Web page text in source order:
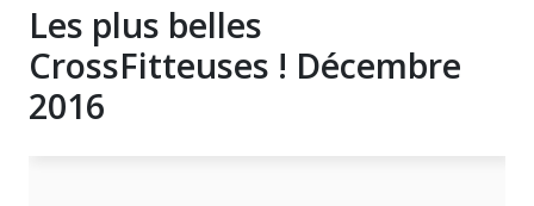
Les plus belles
CrossFitteuses ! Décembre
2016